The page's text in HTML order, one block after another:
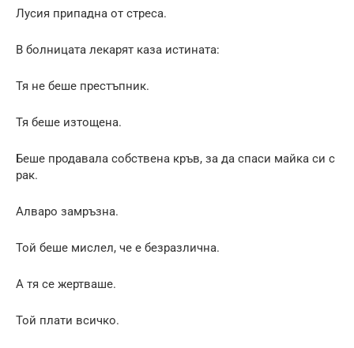
Лусия припадна от стреса.
В болницата лекарят каза истината:
Тя не беше престъпник.
Тя беше изтощена.
Беше продавала собствена кръв, за да спаси майка си с
рак.
Алваро замръзна.
Той беше мислел, че е безразлична.
А тя се жертваше.
Той плати всичко.